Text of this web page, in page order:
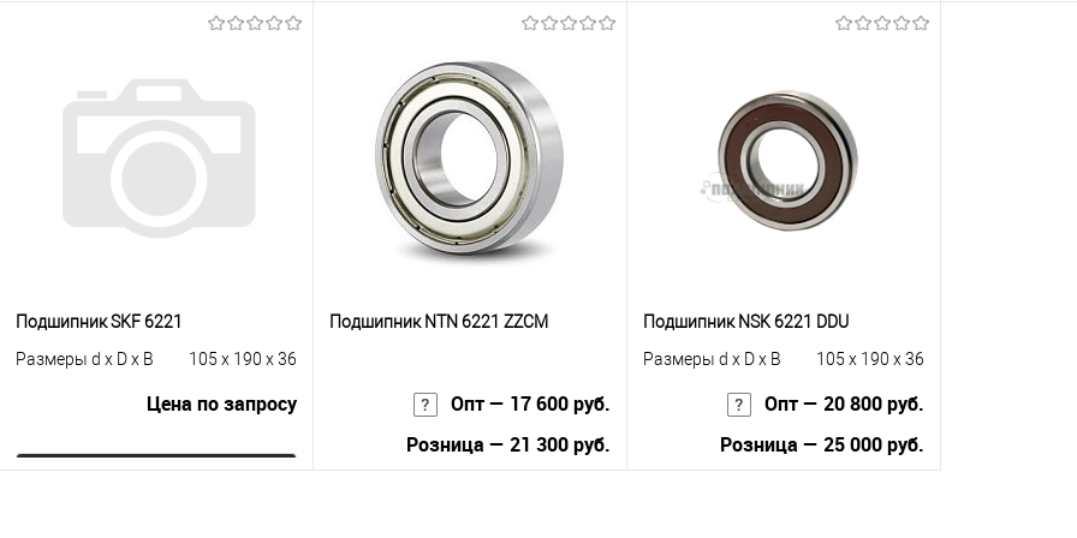
Запросить цену
Купить в 1 клик
В избранное
Запросить цену
Купить в 1 клик
К сравнению
В избранное
Под заказ
Запросить цену
Купить в 1 клик
В избранное
Под заказ
Подшипник SKF 6221
Размеры d x D x B
105 x 190 x 36
Цена по запросу
Подшипник NTN 6221 ZZCM
Опт — 17 600 руб.
Розница — 21 300 руб.
Подшипник NSK 6221 DDU
Размеры d x D x B
105 x 190 x 36
Опт — 20 800 руб.
Розница — 25 000 руб.